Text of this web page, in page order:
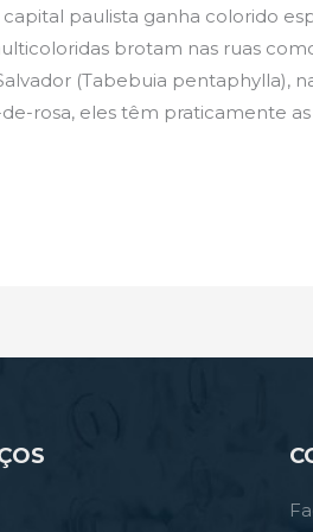
paulista ganha colorido
brotam nas ruas
(Tabebuia pentaphylla),
rosa, eles têm praticamente